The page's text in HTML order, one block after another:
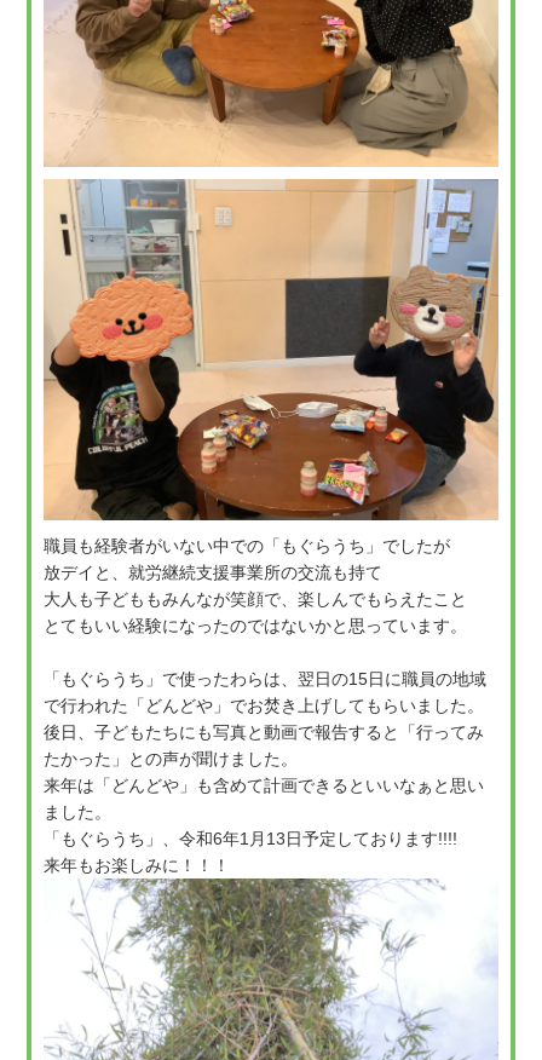
職員も経験者がいない中での「もぐらうち」でしたが
放デイと、就労継続支援事業所の交流も持て
大人も子どももみんなが笑顔で、楽しんでもらえたこと
とてもいい経験になったのではないかと思っています。
「もぐらうち」で使ったわらは、翌日の15日に職員の地域
で行われた「どんどや」でお焚き上げしてもらいました。
後日、子どもたちにも写真と動画で報告すると「行ってみ
たかった」との声が聞けました。
来年は「どんどや」も含めて計画できるといいなぁと思い
ました。
「もぐらうち」、令和6年1月13日予定しております!!!!
来年もお楽しみに！！！